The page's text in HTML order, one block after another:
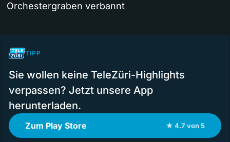
Orchestergraben verbannt
TIPP
Sie wollen keine TeleZüri-Highlights
verpassen? Jetzt unsere App
herunterladen.
Zum Play Store ★ 4.7 von 5